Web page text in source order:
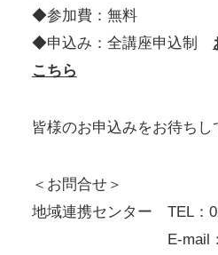
◆参加費：無料
◆申込み：全講座申込制
こちら
皆様のお申込みをお待ちし
＜お問合せ＞
地域連携センター TEL：
E-mail：